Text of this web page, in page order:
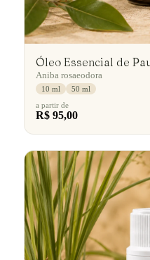
Óleo Essencial de
Aniba rosaeodora
10 ml
50 ml
a partir de
R$ 95,00